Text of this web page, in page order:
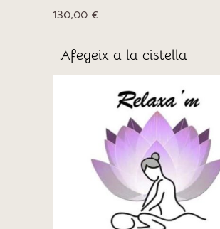
130,00 €
Afegeix a la cistella